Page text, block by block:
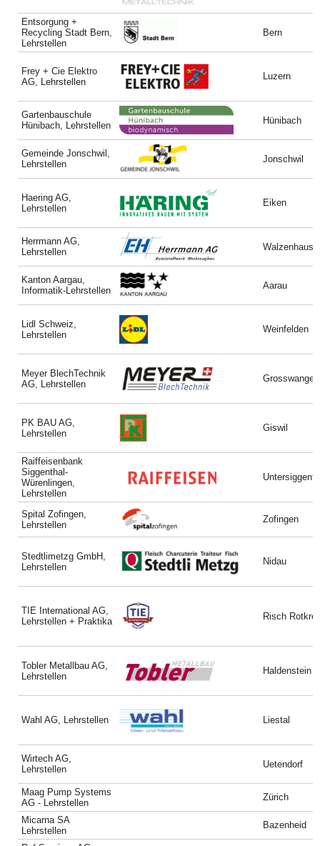
Entsorgung +
Recycling Stadt Bern,
Lehrstellen
Bern
Frey + Cie Elektro
AG, Lehrstellen
Luzern
Gartenbauschule
Hünibach, Lehrstellen
Hünibach
Gemeinde Jonschwil,
Lehrstellen
Jonschwil
Haering AG,
Lehrstellen
Eiken
Herrmann AG,
Lehrstellen
Kanton Aargau,
Informatik-Lehrstellen
Aarau
Lidl Schweiz,
Lehrstellen
Weinfelden
Meyer BlechTechnik
AG, Lehrstellen
Grosswangen
PK BAU AG,
Lehrstellen
Giswil
Raiffeisenbank
Siggenthal-
Würenlingen,
Lehrstellen
Spital Zofingen,
Lehrstellen
Zofingen
Stedtlimetzg GmbH,
Lehrstellen
Nidau
TIE International AG,
Lehrstellen + Praktika
Risch
Tobler Metallbau AG,
Lehrstellen
Haldenstein
Wahl AG, Lehrstellen Liestal
Wirtech AG,
Lehrstellen
Uetendorf
Maag Pump Systems
AG - Lehrstellen
Zürich
Micarna SA
Lehrstellen
Bazenheid